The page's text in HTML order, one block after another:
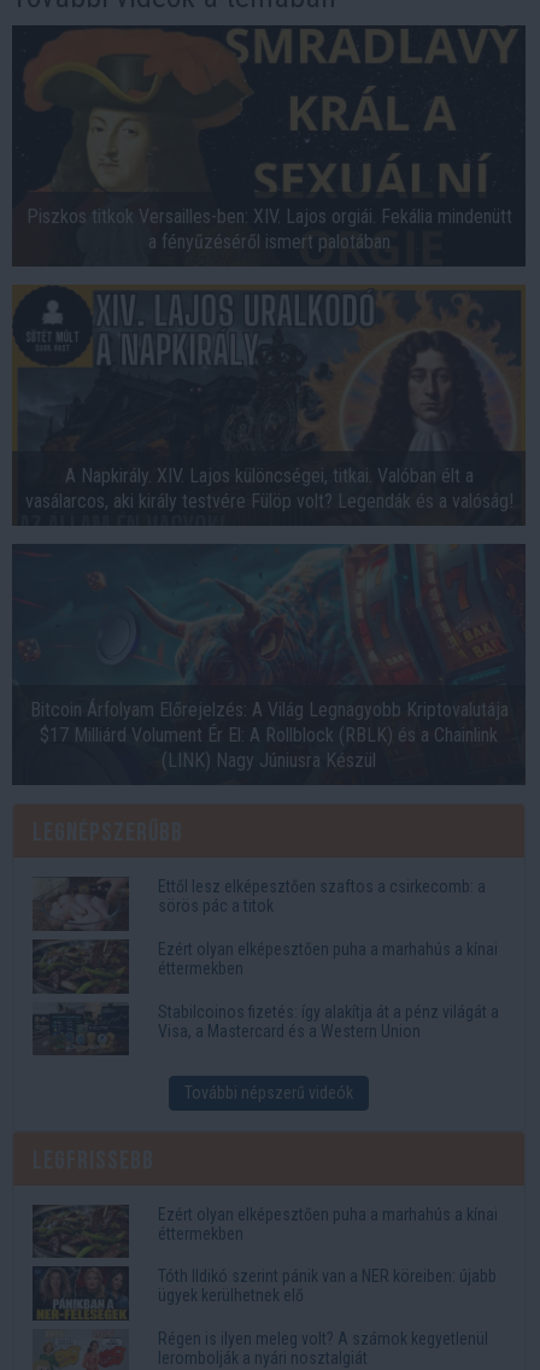
Piszkos titkok Versailles-ben: XIV. Lajos orgiái. Fekália mindenütt
a fényűzéséről ismert palotában
A Napkirály. XIV. Lajos különcségei, titkai. Valóban élt a
vasálarcos, aki király testvére Fülöp volt? Legendák és a valóság!
Bitcoin Árfolyam Előrejelzés: A Világ Legnagyobb Kriptovalutája
$17 Milliárd Volument Ér El: A Rollblock (RBLK) és a Chainlink
(LINK) Nagy Júniusra Készül
Ettől lesz elképesztően szaftos a csirkecomb: a
sörös pác a titok
Ezért olyan elképesztően puha a marhahús a kínai
éttermekben
Stabilcoinos fizetés: így alakítja át a pénz világát a
Visa, a Mastercard és a Western Union
További népszerű videók
Ezért olyan elképesztően puha a marhahús a kínai
éttermekben
Tóth Ildikó szerint pánik van a NER köreiben: újabb
ügyek kerülhetnek elő
Régen is ilyen meleg volt? A számok kegyetlenül
lerombolják a nyári nosztalgiát